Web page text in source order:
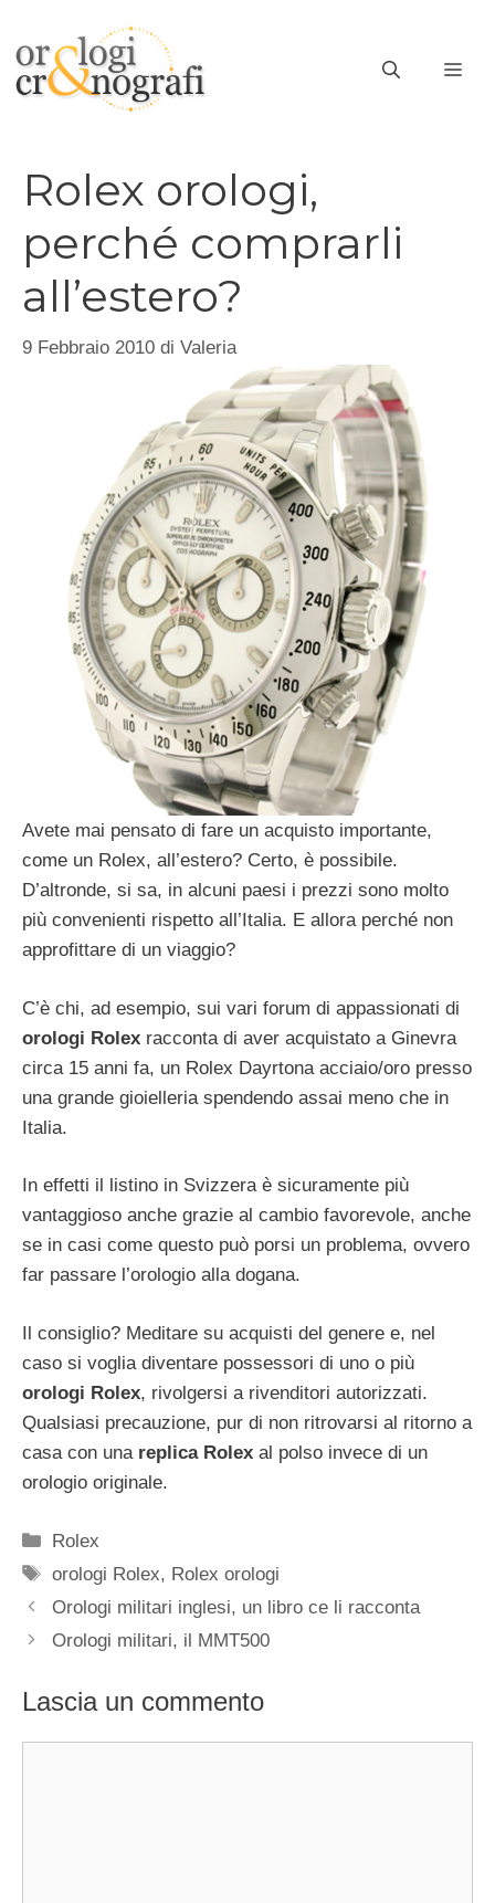
contenuto
Rolex orologi,
perché comprarli
all’estero?
9 Febbraio 2010 di Valeria
Avete mai pensato di fare un acquisto importante,
come un Rolex, all’estero? Certo, è possibile.
D’altronde, si sa, in alcuni paesi i prezzi sono molto
più convenienti rispetto all’Italia. E allora perché non
approfittare di un viaggio?
C’è chi, ad esempio, sui vari forum di appassionati di
orologi Rolex racconta di aver acquistato a Ginevra
circa 15 anni fa, un Rolex Dayrtona acciaio/oro presso
una grande gioielleria spendendo assai meno che in
Italia.
In effetti il listino in Svizzera è sicuramente più
vantaggioso anche grazie al cambio favorevole, anche
se in casi come questo può porsi un problema, ovvero
far passare l’orologio alla dogana.
Il consiglio? Meditare su acquisti del genere e, nel
caso si voglia diventare possessori di uno o più
orologi Rolex, rivolgersi a rivenditori autorizzati.
Qualsiasi precauzione, pur di non ritrovarsi al ritorno a
casa con una replica Rolex al polso invece di un
orologio originale.
Categorie
Rolex
Tag
orologi Rolex, Rolex orologi
Navigazione
articolo
Orologi militari inglesi, un libro ce li racconta
Orologi militari, il MMT500
Lascia un commento